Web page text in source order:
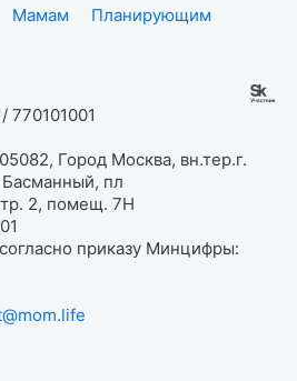
Мамам
Планирующим
Город Москва, вн.тер.г.
пл
2, помещ. 7Н
приказу Минцифры: